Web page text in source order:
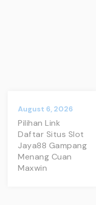
August 6, 2026
Pilihan Link
Daftar Situs Slot
Jaya88 Gampang
Menang Cuan
Maxwin